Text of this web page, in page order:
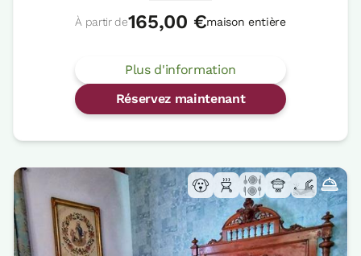
À partir de165,00 €maison entière
Plus d'information
Réservez maintenant